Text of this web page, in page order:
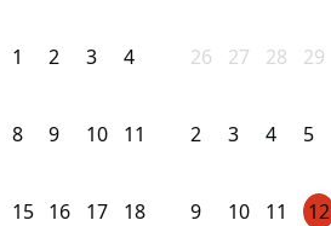
1 2 3 4
8 9 10 11
15 16 17 18
26 27 28 29
2 3 4 5
9 10 11 12